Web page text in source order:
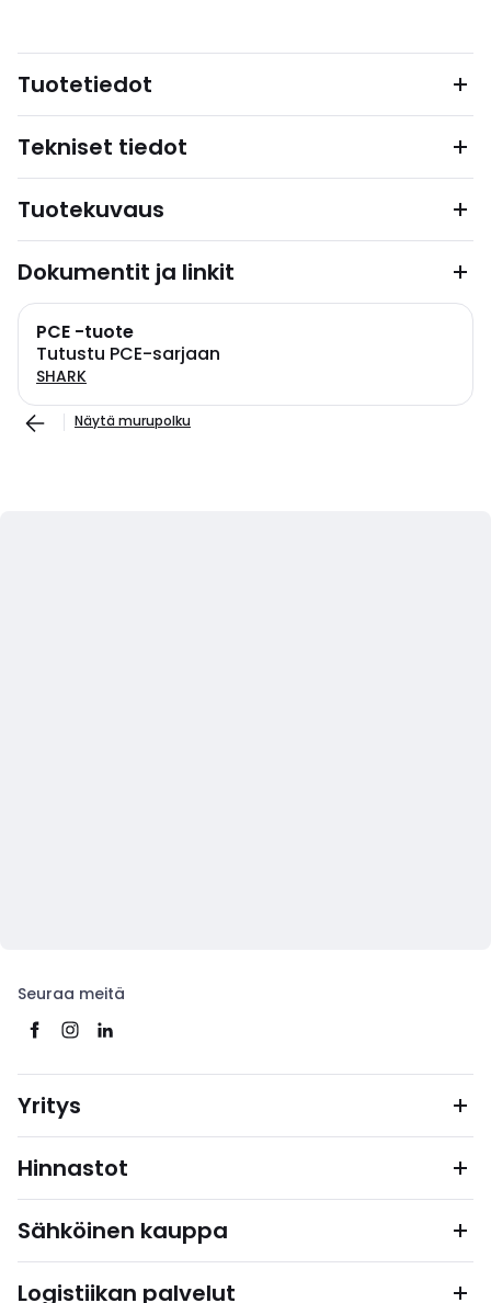
Tuotetiedot
Tekniset tiedot
Tuotekuvaus
Dokumentit ja linkit
PCE -tuote
Tutustu PCE-sarjaan
SHARK
Näytä murupolku
Seuraa meitä
Yritys
Hinnastot
Sähköinen kauppa
Logistiikan palvelut